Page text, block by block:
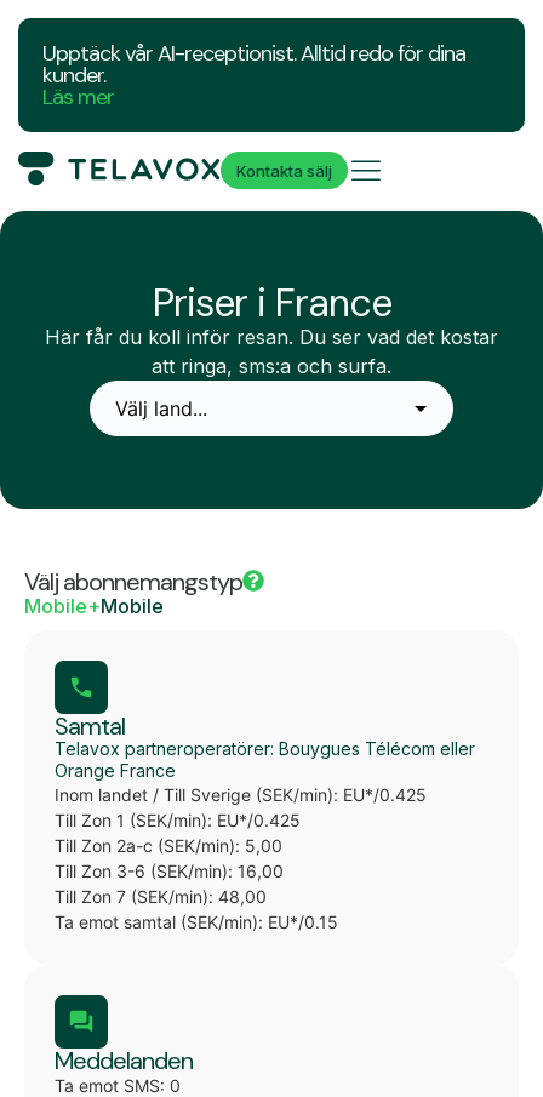
Upptäck vår AI-receptionist. Alltid redo för dina
kunder.
Läs mer
Kontakta sälj
Priser i France
Här får du koll inför resan. Du ser vad det kostar
att ringa, sms:a och surfa.
Välj abonnemangstyp
Mobile+Mobile
Samtal
Telavox partneroperatörer: Bouygues Télécom eller
Orange France
Inom landet / Till Sverige (SEK/min): EU*/0.425
Till Zon 1 (SEK/min): EU*/0.425
Till Zon 2a-c (SEK/min): 5,00
Till Zon 3-6 (SEK/min): 16,00
Till Zon 7 (SEK/min): 48,00
Ta emot samtal (SEK/min): EU*/0.15
Meddelanden
Ta emot SMS: 0